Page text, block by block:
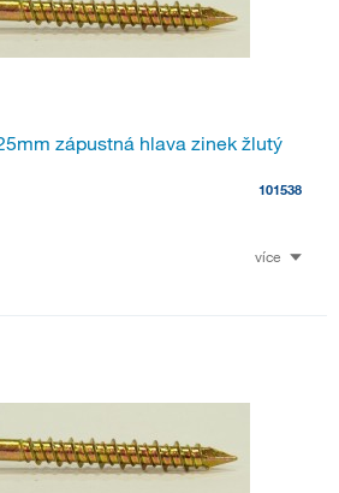
zápustná hlava zinek žlutý
101538
více